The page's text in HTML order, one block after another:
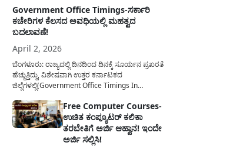
Government Office Timings-ಸರ್ಕಾರಿ
ಕಚೇರಿಗಳ ಕೆಲಸದ ಅವಧಿಯಲ್ಲಿ ಮಹತ್ವದ
ಬದಲಾವಣೆ!
April 2, 2026
ಬೆಂಗಳೂರು: ರಾಜ್ಯದಲ್ಲಿ ದಿನದಿಂದ ದಿನಕ್ಕೆ ಸೂರ್ಯನ ಪ್ರಖರತೆ
ಹೆಚ್ಚುತ್ತಿದ್ದು, ವಿಶೇಷವಾಗಿ ಉತ್ತರ ಕರ್ನಾಟಕದ
ಜಿಲ್ಲೆಗಳಲ್ಲಿ(Government Office Timings In
ಹಿನ್ನೆಲೆಯಲ್ಲಿ ಸರ್ಕಾರಿ ನೌಕರರ ಹಿತದೃಷ್ಟಿಯಿಂದ ಹಾಗೂ
ಸಾರ್ವಜನಿಕರ ಅನುಕೂಲಕ್ಕಾಗಿ ಕರ್ನಾಟಕ ಸರ್ಕಾರವು
ಮಹತ್ವದ ನಿರ್ಧಾರವೊಂದನ್ನು ಕೈಗೊಂಡಿದೆ. ಕಿತ್ತೂರು ಕರ್ನಾಟಕ
ಮತ್ತು ಕಲ್ಯಾಣ ಕರ್ನಾಟಕದ ಒಟ್ಟು 9 ಜಿಲ್ಲೆಗಳಲ್ಲಿ ಏಪ್ರಿಲ್...
Free Computer Courses-
ಉಚಿತ ಕಂಪ್ಯೂಟರ್ ಕಲಿಕಾ
ತರಬೇತಿಗೆ ಅರ್ಜಿ ಆಹ್ವಾನ! ಇಂದೇ
ಅರ್ಜಿ ಸಲ್ಲಿಸಿ!